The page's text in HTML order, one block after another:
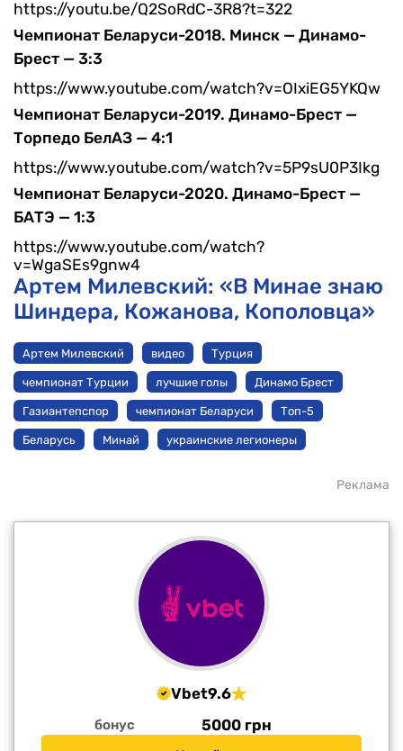
https://youtu.be/Q2SoRdC-3R8?t=322
Чемпионат Беларуси-2018. Минск — Динамо-
Брест — 3:3
https://www.youtube.com/watch?v=OIxiEG5YKQw
Чемпионат Беларуси-2019. Динамо-Брест —
Торпедо БелАЗ — 4:1
https://www.youtube.com/watch?v=5P9sU0P3Ikg
Чемпионат Беларуси-2020. Динамо-Брест —
БАТЭ — 1:3
https://www.youtube.com/watch?
v=WgaSEs9gnw4
Артем Милевский: «В Минае знаю
Шиндера, Кожанова, Кополовца»
Артем Милевский видео Турция
чемпионат Турции лучшие голы Динамо Брест
Газиантепспор чемпионат Беларуси Топ-5
Беларусь Минай украинские легионеры
Реклама
Vbet9.6
бонус 5000 грн